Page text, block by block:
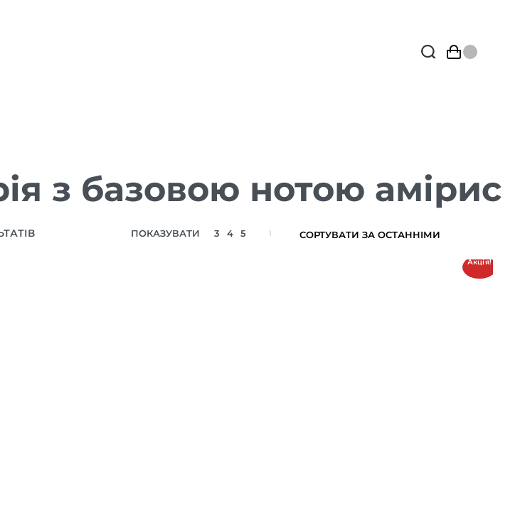
з базовою нотою амірис
ПОКАЗУВАТИ 3 4 5
Акція!